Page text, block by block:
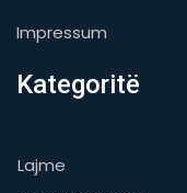
Impressum
Kategoritë
Lajme